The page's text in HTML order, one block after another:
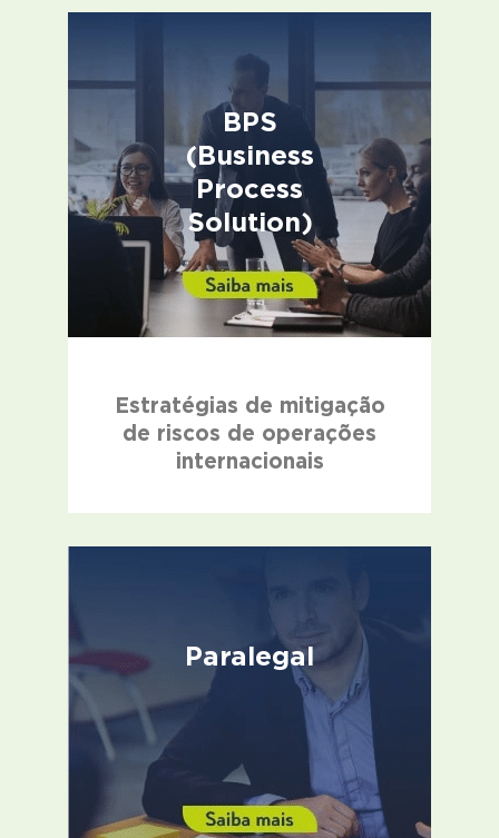
BPS
(Business
Process
Solution)
Estratégias de mitigação
de riscos de operações
internacionais
Paralegal